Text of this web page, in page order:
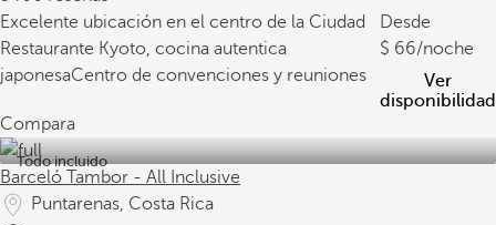
Excelente ubicación en el centro de la Ciudad
Restaurante Kyoto, cocina autentica
japonesaCentro de convenciones y reuniones
Desde
66/noche
Ver
disponibilidad
Compara
Todo incluido
Barceló Tambor - All Inclusive
Puntarenas, Costa Rica